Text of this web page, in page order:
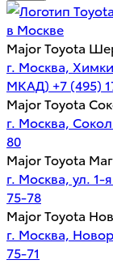
в Москве
Major Toyota
г. Москва,
МКАД) +7 (495)
Major Toyota
г. Москва,
80
Major Toyota
г. Москва, ул. 1-
75-78
Major Toyota
г. Москва,
75-71